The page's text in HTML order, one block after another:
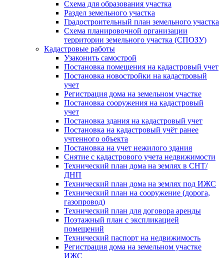
Схема для образования участка
Раздел земельного участка
Градостроительный план земельного участка
Схема планировочной организации
территории земельного участка (СПОЗУ)
Кадастровые работы
Узаконить самострой
Постановка помещения на кадастровый учет
Постановка новостройки на кадастровый
учет
Регистрация дома на земельном участке
Постановка сооружения на кадастровый
учет
Постановка здания на кадастровый учет
Постановка на кадастровый учёт ранее
учтенного объекта
Постановка на учет нежилого здания
Снятие с кадастрового учета недвижимости
Технический план дома на землях в СНТ/
ДНП
Технический план дома на землях под ИЖС
Технический план на сооружение (дорога,
газопровод)
Технический план для договора аренды
Поэтажный план с экспликацией
помещений
Технический паспорт на недвижимость
Регистрация дома на земельном участке
ИЖС